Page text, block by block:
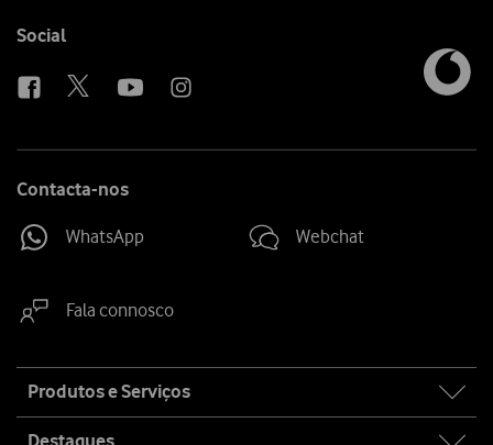
Follow
Social
Contacta-nos
WhatsApp Webchat
Fala connosco
map
Produtos e Serviços
Destaques